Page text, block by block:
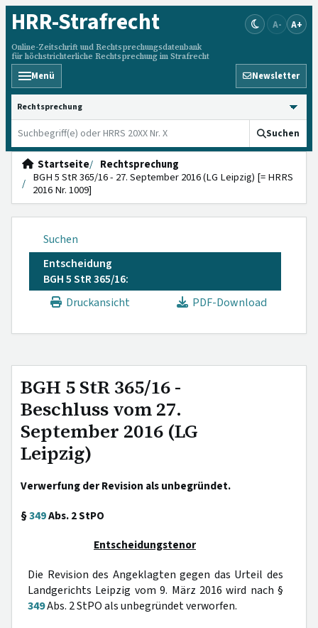
HRR-Strafrecht
Online-Zeitschrift und Rechtsprechungsdatenbank
für höchstrichterliche Rechtsprechung im Strafrecht
A- A+
Menü Newsletter
HRRS durchsuchen
Suchen
Startseite
Rechtsprechung
BGH 5 StR 365/16 - 27. September 2016 (LG Leipzig) [= HRRS
2016 Nr. 1009]
Suchen
Entscheidung
BGH 5 StR 365/16:
Druckansicht
PDF-Download
BGH 5 StR 365/16 -
Beschluss vom 27.
September 2016 (LG
Leipzig)
Verwerfung der Revision als unbegründet.
§349Abs. 2 StPO
Entscheidungstenor
Die Revision des Angeklagten gegen das Urteil des
Landgerichts Leipzig vom 9. März 2016 wird nach §
349Abs. 2 StPO als unbegründet verworfen.